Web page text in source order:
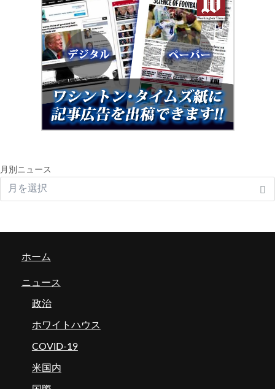
月別ニュース
ホーム
ニュース
政治
ホワイトハウス
COVID-19
米国内